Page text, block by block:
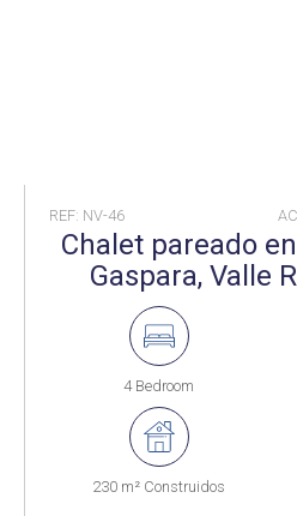
REF: NV-46
Chalet pareado
Gaspara, Valle
4 Bedroom
230 m² Construidos